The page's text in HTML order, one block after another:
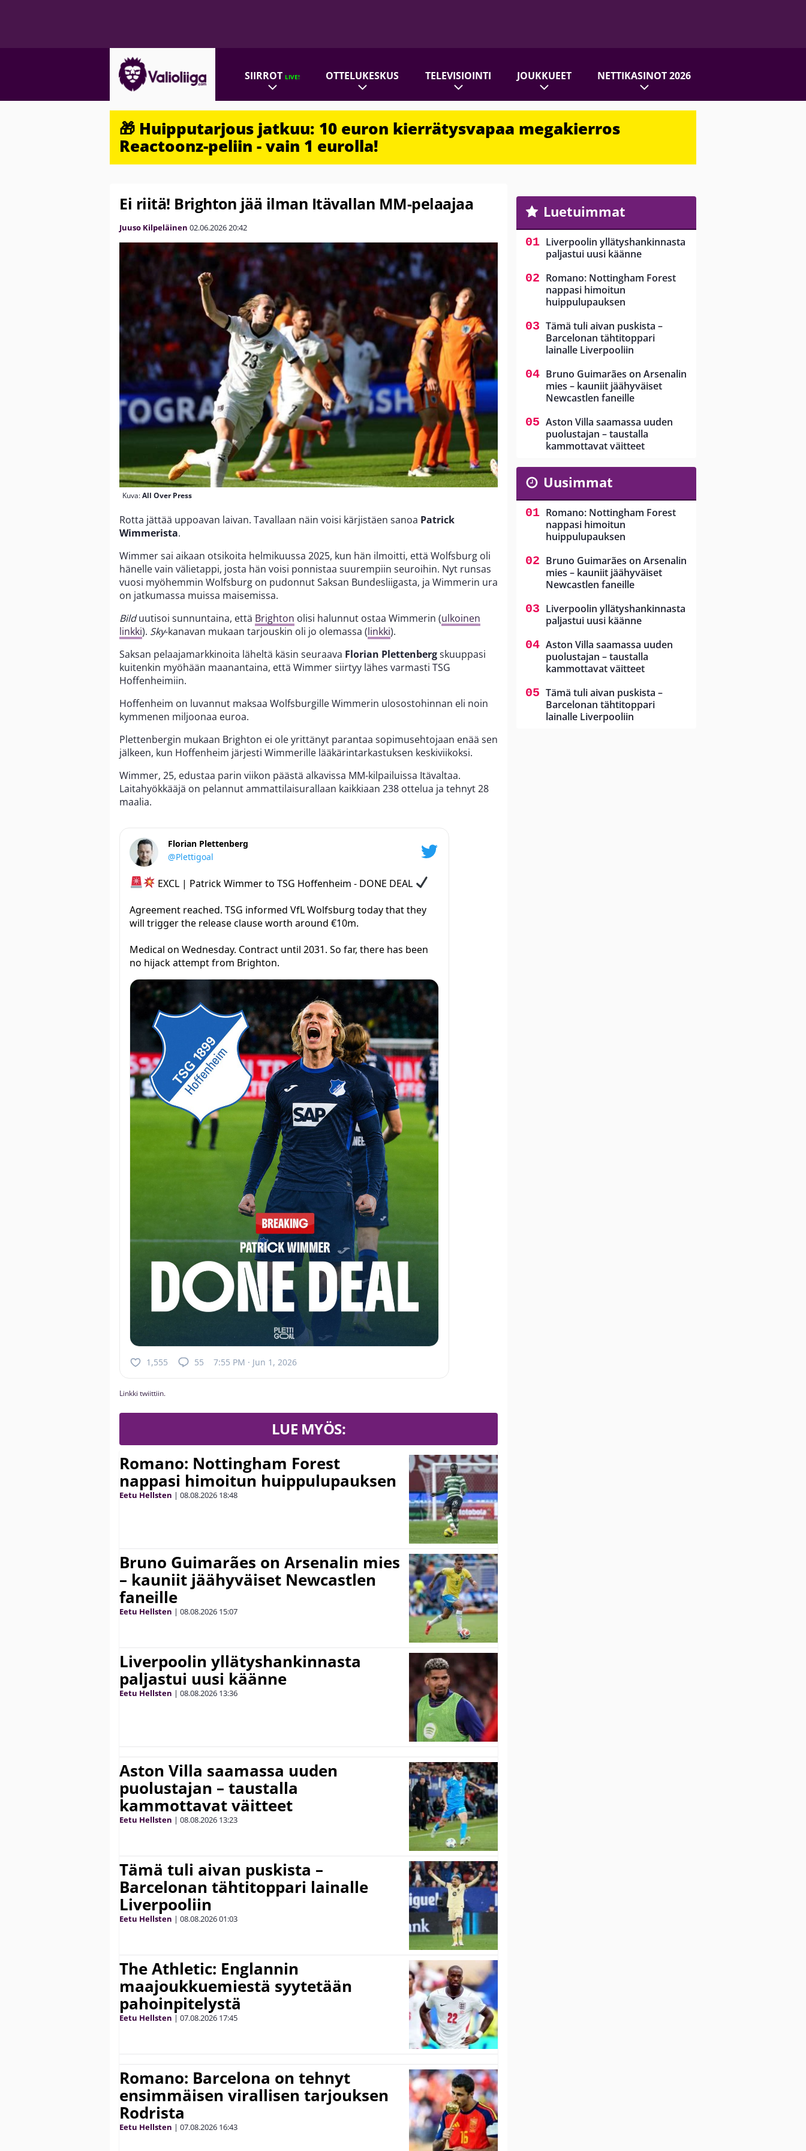
SIIRROTLIVE! OTTELUKESKUS TELEVISIOINTI JOUKKUEET NETTIKASINOT 2026
🎁 Huipputarjous jatkuu: 10 euron kierrätysvapaa megakierros
Reactoonz-peliin - vain 1 eurolla!
Ei riitä! Brighton jää ilman Itävallan MM-pelaajaa
Juuso Kilpeläinen 02.06.202620:42
Kuva:All Over Press
Rotta jättää uppoavan laivan. Tavallaan näin voisi kärjistäen sanoa Patrick
Wimmerista.
Wimmer sai aikaan otsikoita helmikuussa 2025, kun hän ilmoitti, että Wolfsburg oli
hänelle vain välietappi, josta hän voisi ponnistaa suurempiin seuroihin. Nyt runsas
vuosi myöhemmin Wolfsburg on pudonnut Saksan Bundesliigasta, ja Wimmerin ura
on jatkumassa muissa maisemissa.
Bilduutisoi sunnuntaina, että Brighton olisi halunnut ostaa Wimmerin (ulkoinen
linkki). Sky-kanavan mukaan tarjouskin oli jo olemassa (linkki).
Saksan pelaajamarkkinoita läheltä käsin seuraava Florian Plettenbergskuuppasi
kuitenkin myöhään maanantaina, että Wimmer siirtyy lähes varmasti TSG
Hoffenheimiin.
Hoffenheim on luvannut maksaa Wolfsburgille Wimmerin ulosostohinnan eli noin
kymmenen miljoonaa euroa.
Plettenbergin mukaan Brighton ei ole yrittänyt parantaa sopimusehtojaan enää sen
jälkeen, kun Hoffenheim järjesti Wimmerille lääkärintarkastuksen keskiviikoksi.
Wimmer, 25, edustaa parin viikon päästä alkavissa MM-kilpailuissa Itävaltaa.
Laitahyökkääjä on pelannut ammattilaisurallaan kaikkiaan 238 ottelua ja tehnyt 28
maalia.
Florian Plettenberg
@Plettigoal
EXCL | Patrick Wimmer to TSG Hoffenheim - DONE DEAL
Agreement reached. TSG informed VfL Wolfsburg today that they
will trigger the release clause worth around €10m.
Medical on Wednesday. Contract until 2031. So far, there has been
no hijack attempt from Brighton.
1,555 55 7:55 PM · Jun 1, 2026
Linkki twiittiin.
LUE MYÖS:
Romano: Nottingham Forest
nappasi himoitun huippulupauksen
Eetu Hellsten | 08.08.2026 18:48
Bruno Guimarães on Arsenalin mies
– kauniit jäähyväiset Newcastlen
faneille
Eetu Hellsten | 08.08.2026 15:07
Liverpoolin yllätyshankinnasta
paljastui uusi käänne
Eetu Hellsten | 08.08.2026 13:36
Aston Villa saamassa uuden
puolustajan – taustalla
kammottavat väitteet
Eetu Hellsten | 08.08.2026 13:23
Tämä tuli aivan puskista –
Barcelonan tähtitoppari lainalle
Liverpooliin
Eetu Hellsten | 08.08.202601:03
The Athletic: Englannin
maajoukkuemiestä syytetään
pahoinpitelystä
Eetu Hellsten | 07.08.2026 17:45
Romano: Barcelona on tehnyt
ensimmäisen virallisen tarjouksen
Rodrista
Eetu Hellsten | 07.08.2026 16:43
Luetuimmat
Liverpoolin yllätyshankinnasta
paljastui uusi käänne
Romano: Nottingham Forest
nappasi himoitun
huippulupauksen
Tämä tuli aivan puskista –
Barcelonan tähtitoppari
lainalle Liverpooliin
Bruno Guimarães on Arsenalin
mies – kauniit jäähyväiset
Newcastlen faneille
Aston Villa saamassa uuden
puolustajan – taustalla
kammottavat väitteet
Uusimmat
Romano: Nottingham Forest
nappasi himoitun
huippulupauksen
Bruno Guimarães on Arsenalin
mies – kauniit jäähyväiset
Newcastlen faneille
Liverpoolin yllätyshankinnasta
paljastui uusi käänne
Aston Villa saamassa uuden
puolustajan – taustalla
kammottavat väitteet
Tämä tuli aivan puskista –
Barcelonan tähtitoppari
lainalle Liverpooliin